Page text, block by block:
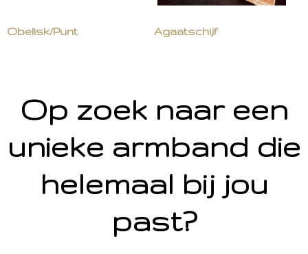
Obelisk/Punt Agaatschijf
Op zoek naar een
unieke armband die
helemaal bij jou
past?